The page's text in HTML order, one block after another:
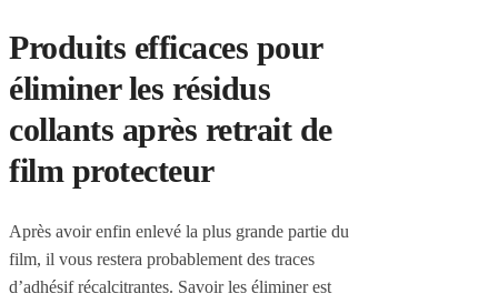
Produits efficaces pour
éliminer les résidus
collants après retrait de
film protecteur
Après avoir enfin enlevé la plus grande partie du
film, il vous restera probablement des traces
d’adhésif récalcitrantes. Savoir les éliminer est